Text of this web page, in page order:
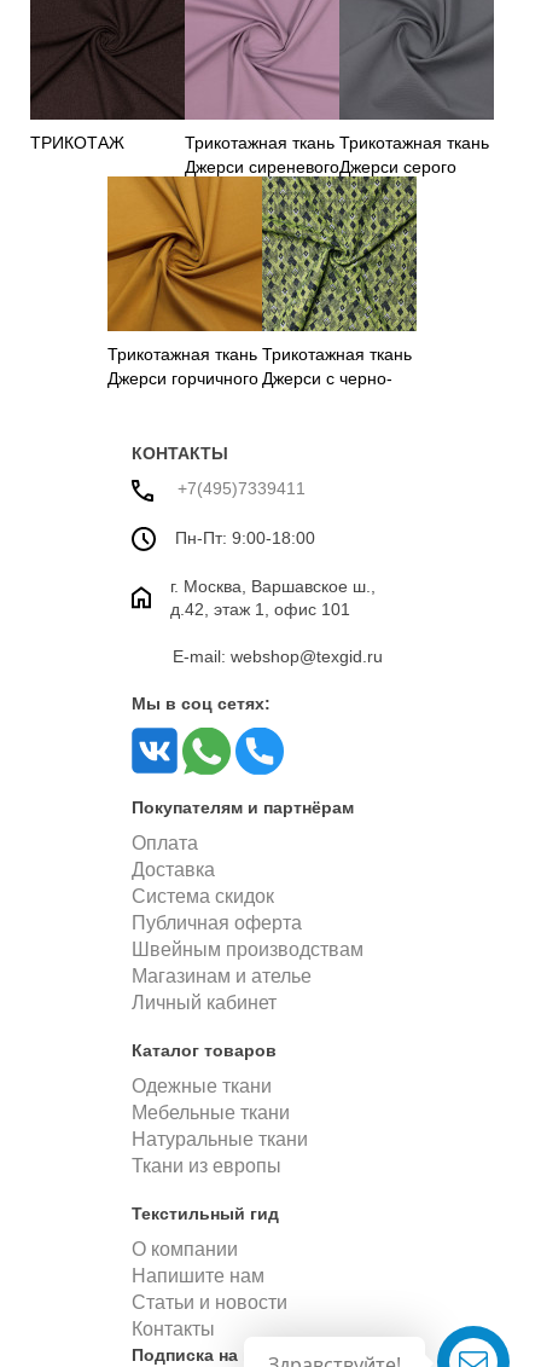
ТРИКОТАЖ
Трикотажная ткань
Джерси сиреневого
цвета
Трикотажная ткань
Джерси серого
цвета
Трикотажная ткань
Джерси горчичного
Трикотажная ткань
Джерси с черно-
КОНТАКТЫ
+7(495)7339411
Пн-Пт: 9:00-18:00
г. Москва, Варшавское ш.,
д.42, этаж 1, офис 101
E-mail: webshop@texgid.ru
Мы в соц сетях:
Покупателям и партнёрам
Оплата
Доставка
Система скидок
Публичная оферта
Швейным производствам
Магазинам и ателье
Личный кабинет
Каталог товаров
Одежные ткани
Мебельные ткани
Натуральные ткани
Ткани из европы
Текстильный гид
О компании
Напишите нам
Статьи и новости
Контакты
Подписка на новости